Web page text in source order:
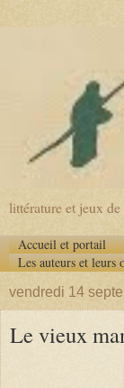
littérature et jeux de
Accueil et portail
Les auteurs et leurs
vendredi 14
Le vieux